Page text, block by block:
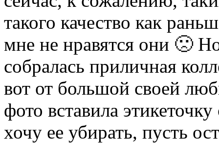
такого качество как
мне не нравятся они 🙁
собралась приличная
вот от большой своей
фото вставила
хочу ее убирать, пусть